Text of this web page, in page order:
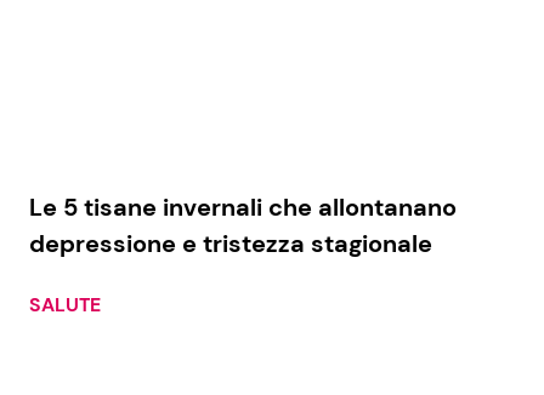
Le 5 tisane invernali che allontanano
depressione e tristezza stagionale
SALUTE